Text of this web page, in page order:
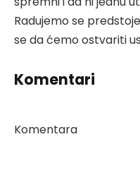
Radujemo se
se da ćemo ostvariti
Komentari
Komentara